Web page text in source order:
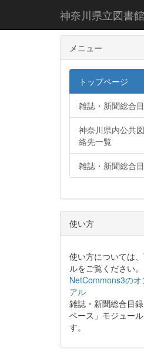
神奈川県立図書館
メニュー
トップページ
雑誌・新聞総合
神奈川県内公共
絡先一覧
雑誌・新聞総合
使い方
使い方については
ルをご覧ください。
NetCommons3の
アル
雑誌・新聞総合目
ベース」モジュー
す。